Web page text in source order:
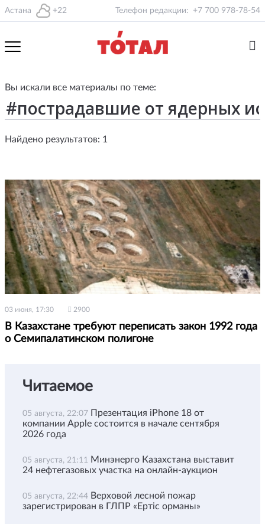
Астана +22 Телефон редакции: +7 700 978-78-54
Вы искали все материалы по теме:
Найдено результатов: 1
03 июня, 17:30 2900
В Казахстане требуют переписать закон 1992 года
о Семипалатинском полигоне
Читаемое
05 августа, 22:07 Презентация iPhone 18 от
компании Apple состоится в начале сентября
2026 года
05 августа, 21:11 Минэнерго Казахстана выставит
24 нефтегазовых участка на онлайн-аукцион
05 августа, 22:44 Верховой лесной пожар
зарегистрирован в ГЛПР «Ертіс орманы»